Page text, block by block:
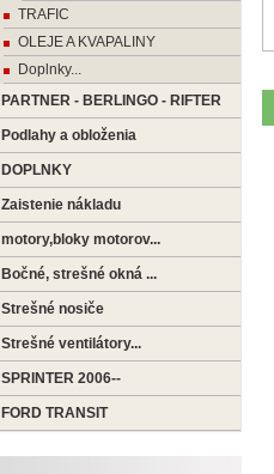
TRAFIC
OLEJE A KVAPALINY
Doplnky...
PARTNER - BERLINGO - RIFTER
Podlahy a obloženia
DOPLNKY
Zaistenie nákladu
motory,bloky motorov...
Bočné, strešné okná ...
Strešné nosiče
Strešné ventilátory...
SPRINTER 2006--
FORD TRANSIT